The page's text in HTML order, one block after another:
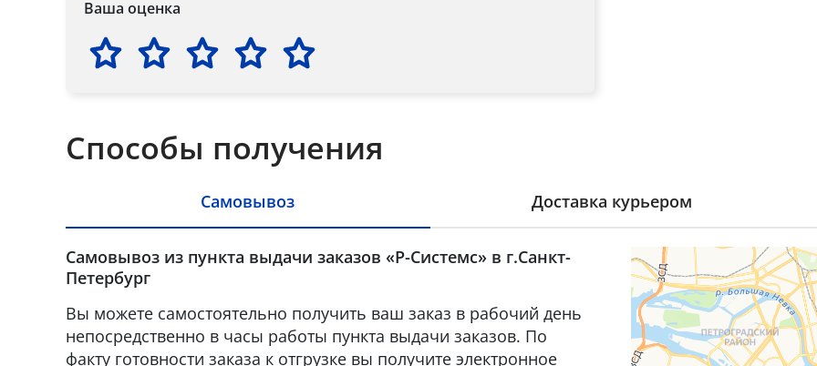
Ваша оценка
Способы получения
Самовывоз Доставка курьером
Самовывоз из пункта выдачи заказов «Р-Системс» в г.Санкт-
Петербург
Вы можете самостоятельно получить ваш заказ в рабочий день
непосредственно в часы работы пункта выдачи заказов. По
факту готовности заказа к отгрузке вы получите электронное